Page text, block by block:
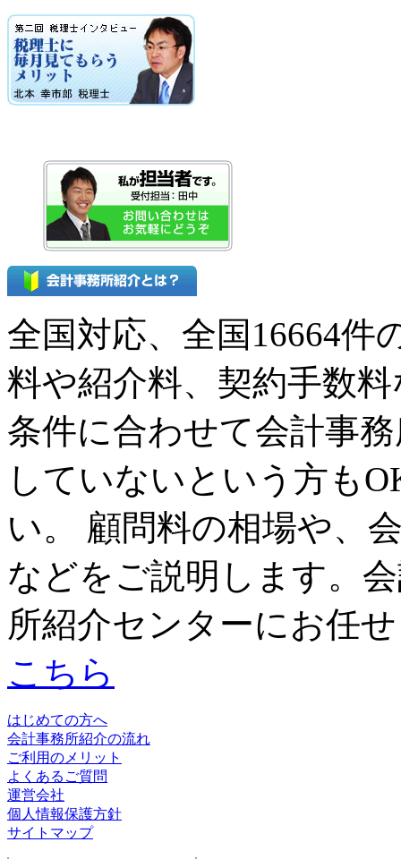
全国対応、全国16664件
料や紹介料、契約手数
条件に合わせて会計事
していないという方も
い。 顧問料の相場や、
などをご説明します。
所紹介センターにお任
こちら
はじめての方へ
会計事務所紹介の流れ
ご利用のメリット
よくあるご質問
運営会社
個人情報保護方針
サイトマップ